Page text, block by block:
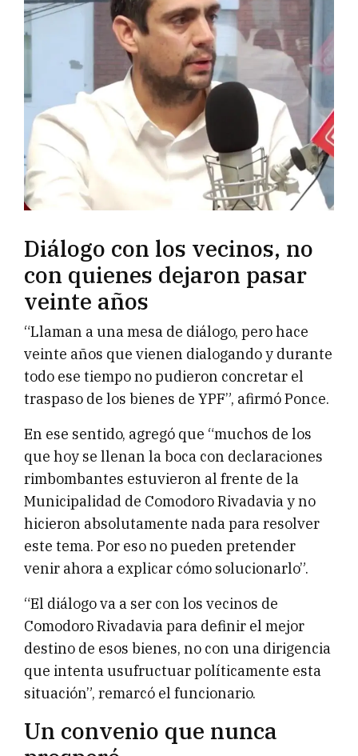
Diálogo con los vecinos, no
con quienes dejaron pasar
veinte años
“Llaman a una mesa de diálogo, pero hace
veinte años que vienen dialogando y durante
todo ese tiempo no pudieron concretar el
traspaso de los bienes de YPF”, afirmó Ponce.
En ese sentido, agregó que “muchos de los
que hoy se llenan la boca con declaraciones
rimbombantes estuvieron al frente de la
Municipalidad de Comodoro Rivadavia y no
hicieron absolutamente nada para resolver
este tema. Por eso no pueden pretender
venir ahora a explicar cómo solucionarlo”.
“El diálogo va a ser con los vecinos de
Comodoro Rivadavia para definir el mejor
destino de esos bienes, no con una dirigencia
que intenta usufructuar políticamente esta
situación”, remarcó el funcionario.
Un convenio que nunca